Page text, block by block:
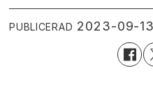
PUBLICERAD 2023-09-